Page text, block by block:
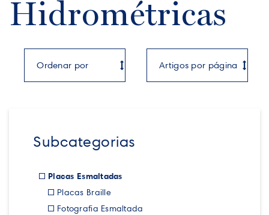
Hidrométricas
Subcategorias
Placas Esmaltadas
Placas Braille
Fotografia Esmaltada